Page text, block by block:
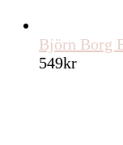
Björn Borg
549kr